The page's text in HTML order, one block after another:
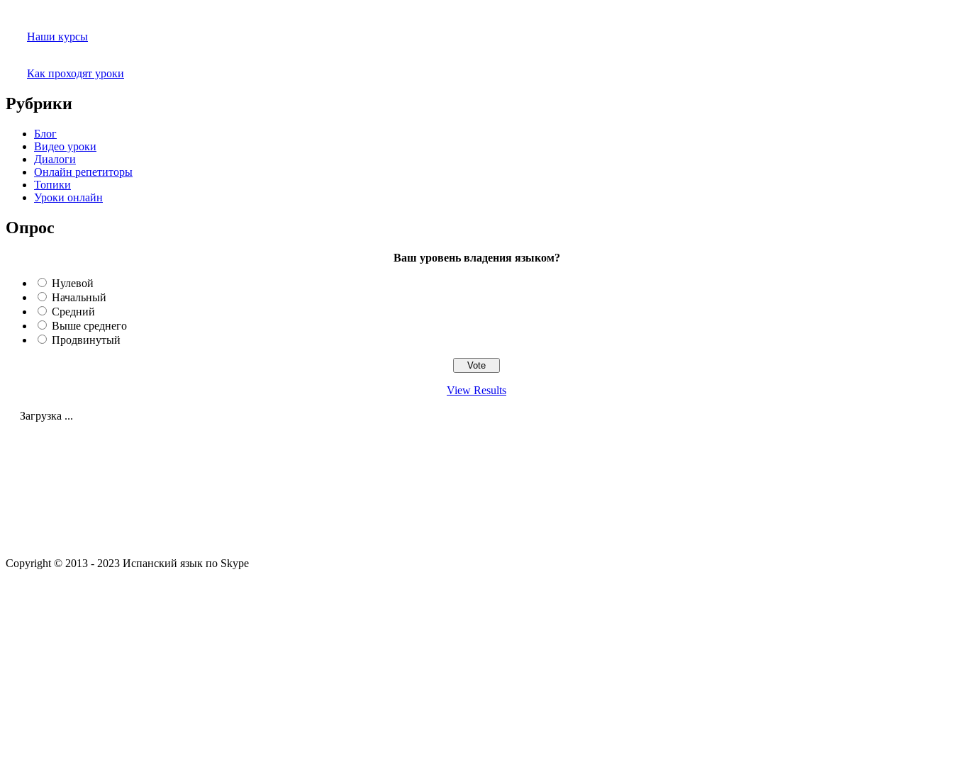
Наши курсы
Как проходят уроки
Рубрики
Блог
Видео уроки
Диалоги
Онлайн репетиторы
Топики
Уроки онлайн
Опрос
Ваш уровень владения языком?
Нулевой
Начальный
Средний
Выше среднего
Продвинутый
View Results
Загрузка ...
Copyright © 2013 - 2023 Испанский язык по Skype